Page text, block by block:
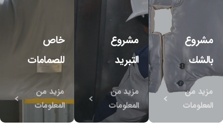
مشروع
بالشك
مزيد من
المعلومات
مشروع
التبريد
مزيد من
المعلومات
خاص
للصمامات
مزيد من
المعلومات